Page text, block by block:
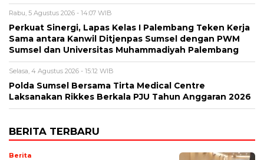
Rabu, 5 Agustus 2026 - 14:07 WIB
Perkuat Sinergi, Lapas Kelas I Palembang Teken Kerja
Sama antara Kanwil Ditjenpas Sumsel dengan PWM
Sumsel dan Universitas Muhammadiyah Palembang
Selasa, 4 Agustus 2026 - 15:12 WIB
Polda Sumsel Bersama Tirta Medical Centre
Laksanakan Rikkes Berkala PJU Tahun Anggaran 2026
BERITA TERBARU
Berita